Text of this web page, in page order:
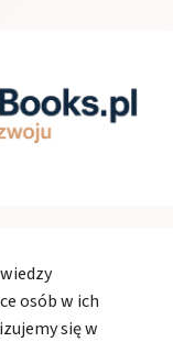
osób w ich
się w